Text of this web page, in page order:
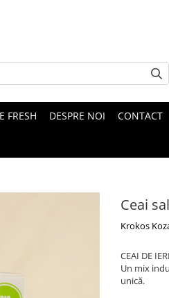
FRESH DESPRE NOI CONTACT
Ceai
Krokos
CEAI DE
Un mix
unică.